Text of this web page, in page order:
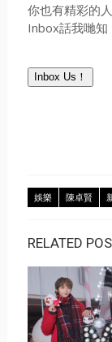
你也有精彩的
Inbox話我哋知
Inbox Us！
娛樂 陳卓賢
RELATED